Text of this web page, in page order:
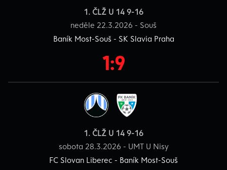
1. ČLŽ U 14 9-16
neděle 22.3.2026 - Souš
Baník Most-Souš - SK Slavia Praha
1:9
1. ČLŽ U 14 9-16
sobota 28.3.2026 - UMT U Nisy
FC Slovan Liberec - Baník Most-Souš